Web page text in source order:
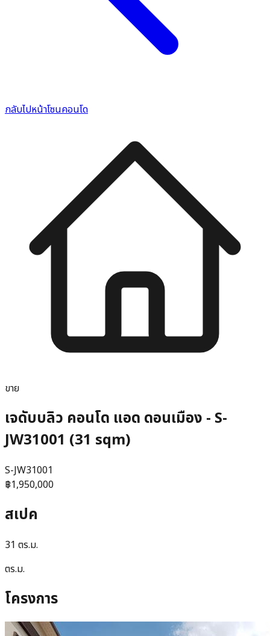
กลับไปหน้าโซนคอนโด
ขาย
เจดับบลิว คอนโด แอด ดอนเมือง - S-
JW31001 (31 sqm)
S-JW31001
฿1,950,000
สเปค
31 ตร.ม.
ตร.ม.
โครงการ